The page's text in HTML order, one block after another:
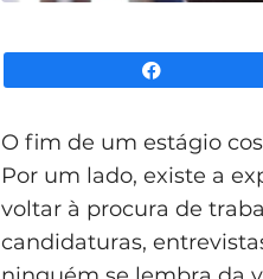
O fim de um estágio
Por um lado, existe a
voltar à procura de
candidaturas,